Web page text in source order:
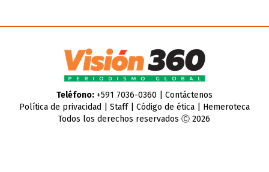
Teléfono:+591 7036-0360 | Contáctenos
Política de privacidad
Staff| Código de ética| Hemeroteca
Todos los derechos reservados Ⓒ 2026